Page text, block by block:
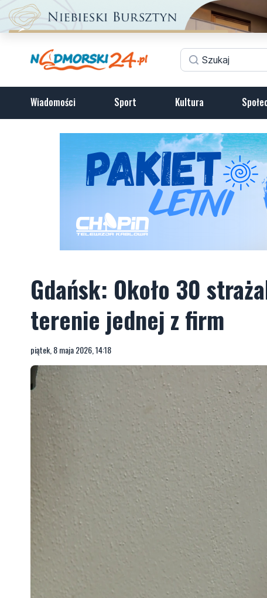
Wiadomości Sport Kultura
Gdańsk: Około 30
terenie jednej z firm
piątek, 8 maja 2026, 14:18